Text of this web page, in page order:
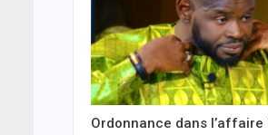
Ordonnance dans l’affaire